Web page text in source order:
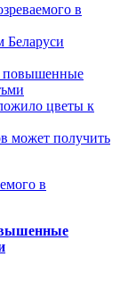
в
повышенные
цветы к
может получить
в